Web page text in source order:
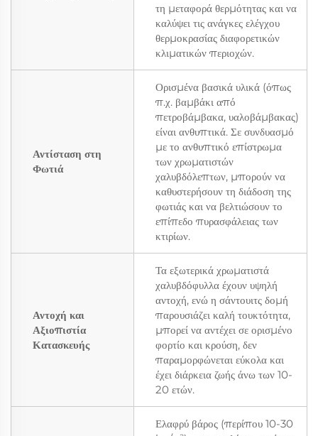
τη μεταφορά θερμότητας και να
καλύψει τις ανάγκες ελέγχου
θερμοκρασίας διαφορετικών
κλιματικών περιοχών.
Αντίσταση στη
Φωτιά
Ορισμένα βασικά υλικά (όπως
π.χ. βαμβάκι από
πετροβάμβακα, υαλοβάμβακας)
είναι ανθυπτικά. Σε συνδυασμό
με το ανθυπτικό επίστρωμα
των χρωματιστών
χαλυβδόλεπτων, μπορούν να
καθυστερήσουν τη διάδοση της
φωτιάς και να βελτιώσουν το
επίπεδο πυρασφάλειας των
κτιρίων.
Αντοχή και
Αξιοπιστία
Κατασκευής
Τα εξωτερικά χρωματιστά
χαλυβδόφυλλα έχουν υψηλή
αντοχή, ενώ η σάντουιτς δομή
παρουσιάζει καλή τουκτότητα,
μπορεί να αντέχει σε ορισμένο
φορτίο και κρούση, δεν
παραμορφώνεται εύκολα και
έχει διάρκεια ζωής άνω των 10-
20 ετών.
Ελαφρύ βάρος (περίπου 10-30